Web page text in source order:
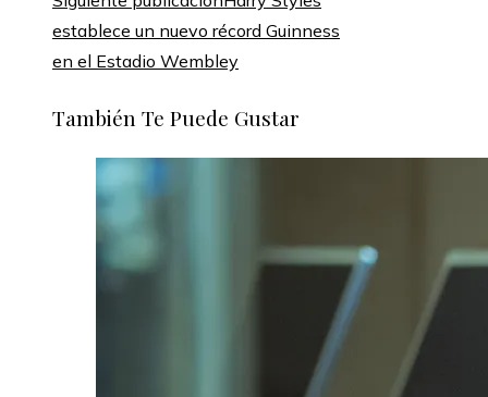
establece un nuevo récord Guinness
en el Estadio Wembley
También Te Puede Gustar